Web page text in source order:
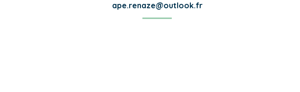
ape.renaze@outlook.fr